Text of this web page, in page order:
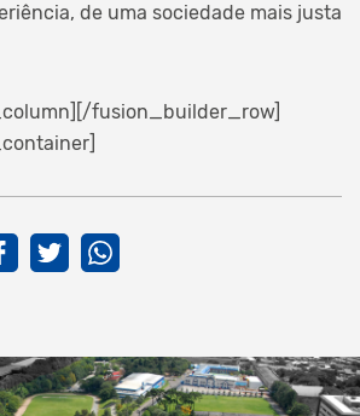
de uma sociedade mais justa
fusion_builder_row]